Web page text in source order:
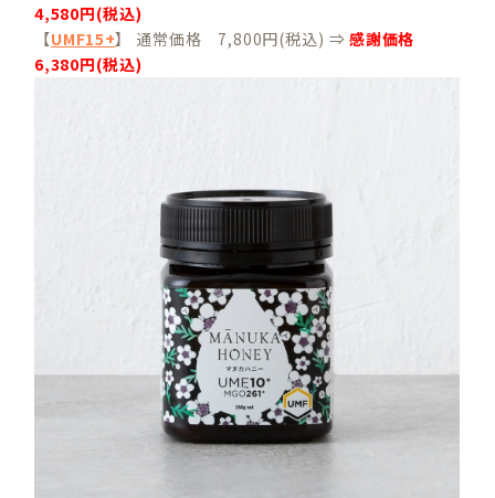
4,580円(税込)
【UMF15+】 通常価格 7,800円(税込) ⇒感謝価格
6,380円(税込)